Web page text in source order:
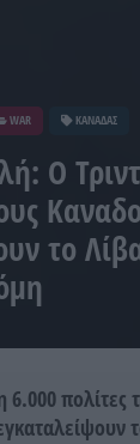
WAR ΚΑΝΑΔΑΣ
Ο
το
6.000 πολίτες